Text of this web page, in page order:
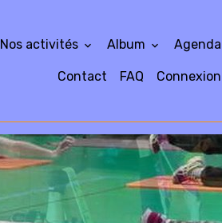
Nos activités Album Agenda
Contact FAQ Connexion